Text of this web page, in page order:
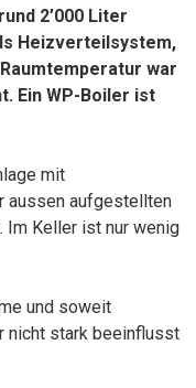
2’000 Liter
Heizverteilsystem,
war
Ein WP-Boiler ist
mit
aussen aufgestellten
Im Keller ist nur wenig
und soweit
nicht stark beeinflusst